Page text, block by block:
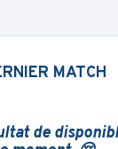
MATCH
de